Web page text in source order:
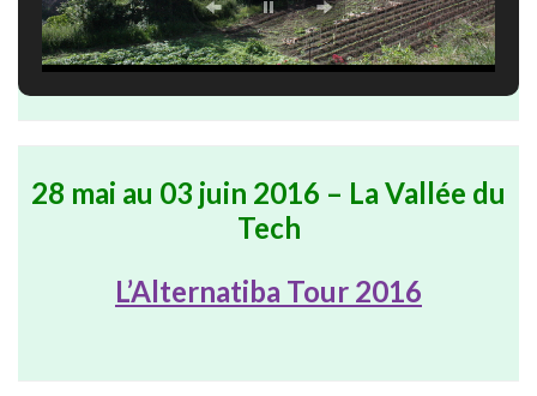
28 mai au 03 juin 2016 – La Vallée du
Tech
L’Alternatiba Tour 2016